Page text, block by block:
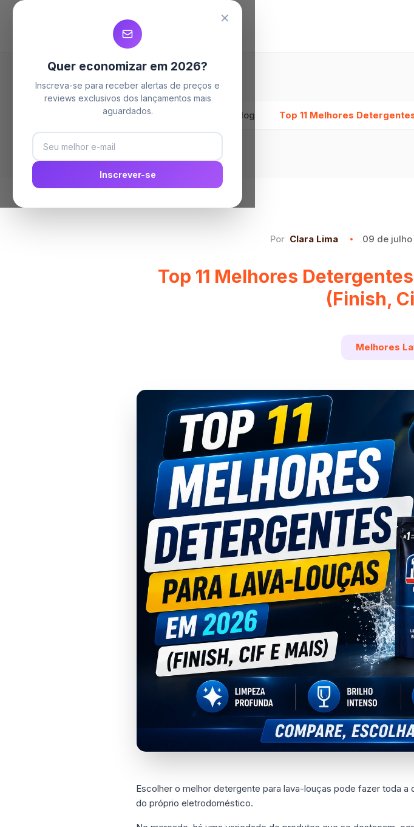
Blog Top 11 Melhores
Por Clara Lima 09 de
Top 11 Melhores
(Finish,
Melhores
Escolher o melhor detergente para lava-louças pode fazer toda
do próprio eletrodoméstico.
✕
Quer economizar em 2026?
Inscreva-se para receber alertas de preços e
reviews exclusivos dos lançamentos mais
aguardados.
Inscrever-se